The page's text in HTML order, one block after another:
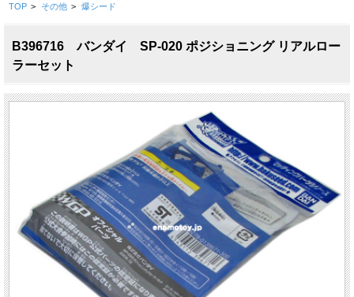
TOP > その他 > 爆シード
B396716 バンダイ SP-020 ポジショニング リアルロー
ラーセット